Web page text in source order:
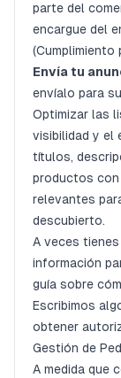
parte del
encargue del
(Cumplimiento
Envía tu
envíalo para
Optimizar las
visibilidad y el
títulos,
productos con
relevantes
descubierto.
A veces
información
guía sobre
Escribimos
obtener
Gestión de
A medida que